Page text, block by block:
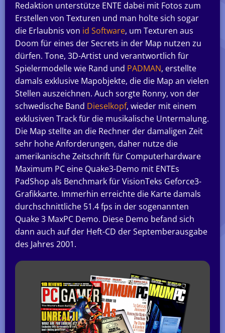
Redaktion unterstütze ENTE dabei mit Fotos zum
Erstellen von Texturen und man holte sich sogar
die Erlaubnis von id Software, um Texturen aus
Doom für eines der Secrets in der Map nutzen zu
dürfen. Tone, 3D-Artist und verantwortlich für
Spielermodelle wie Rand und PADMAN, erstellte
damals exklusive Mapobjekte, die die Map an vielen
Stellen auszeichnen. Auch sorgte Ronny, von der
schwedische Band Dieselkopf, wieder mit einem
exklusiven Track für die musikalische Untermalung.
Die Map stellte an die Rechner der damaligen Zeit
sehr hohe Anforderungen, daher nutze die
amerikanische Zeitschrift für Computerhardware
Maximum PC eine Quake3-Demo mit ENTEs
PadShop als Benchmark für VisionTeks Geforce3-
Grafikkarte. Immerhin erreichte die Karte damals
durchschnittliche 51.4 fps in der sogenannten
Quake 3 MaxPC Demo. Diese Demo befand sich
dann auch auf der Heft-CD der Septemberausgabe
des Jahres 2001.